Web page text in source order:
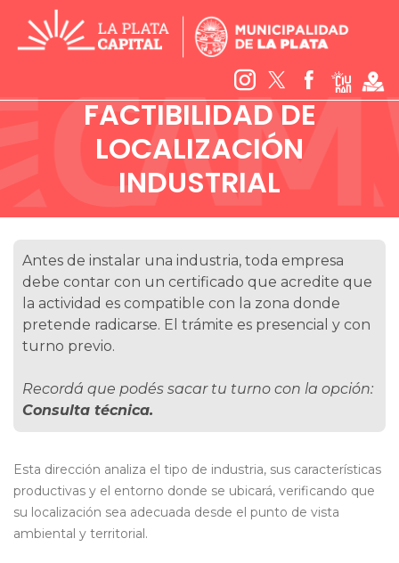
FACTIBILIDAD DE
LOCALIZACIÓN
INDUSTRIAL
Antes de instalar una industria, toda empresa
debe contar con un certificado que acredite que
la actividad es compatible con la zona donde
pretende radicarse. El trámite es presencial y con
turno previo.
Recordá que podés sacar tu turno con la opción:
Consulta técnica.
Esta dirección analiza el tipo de industria, sus características
productivas y el entorno donde se ubicará, verificando que
su localización sea adecuada desde el punto de vista
ambiental y territorial.